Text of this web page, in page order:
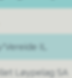
Vereide IL
Løypelag SA